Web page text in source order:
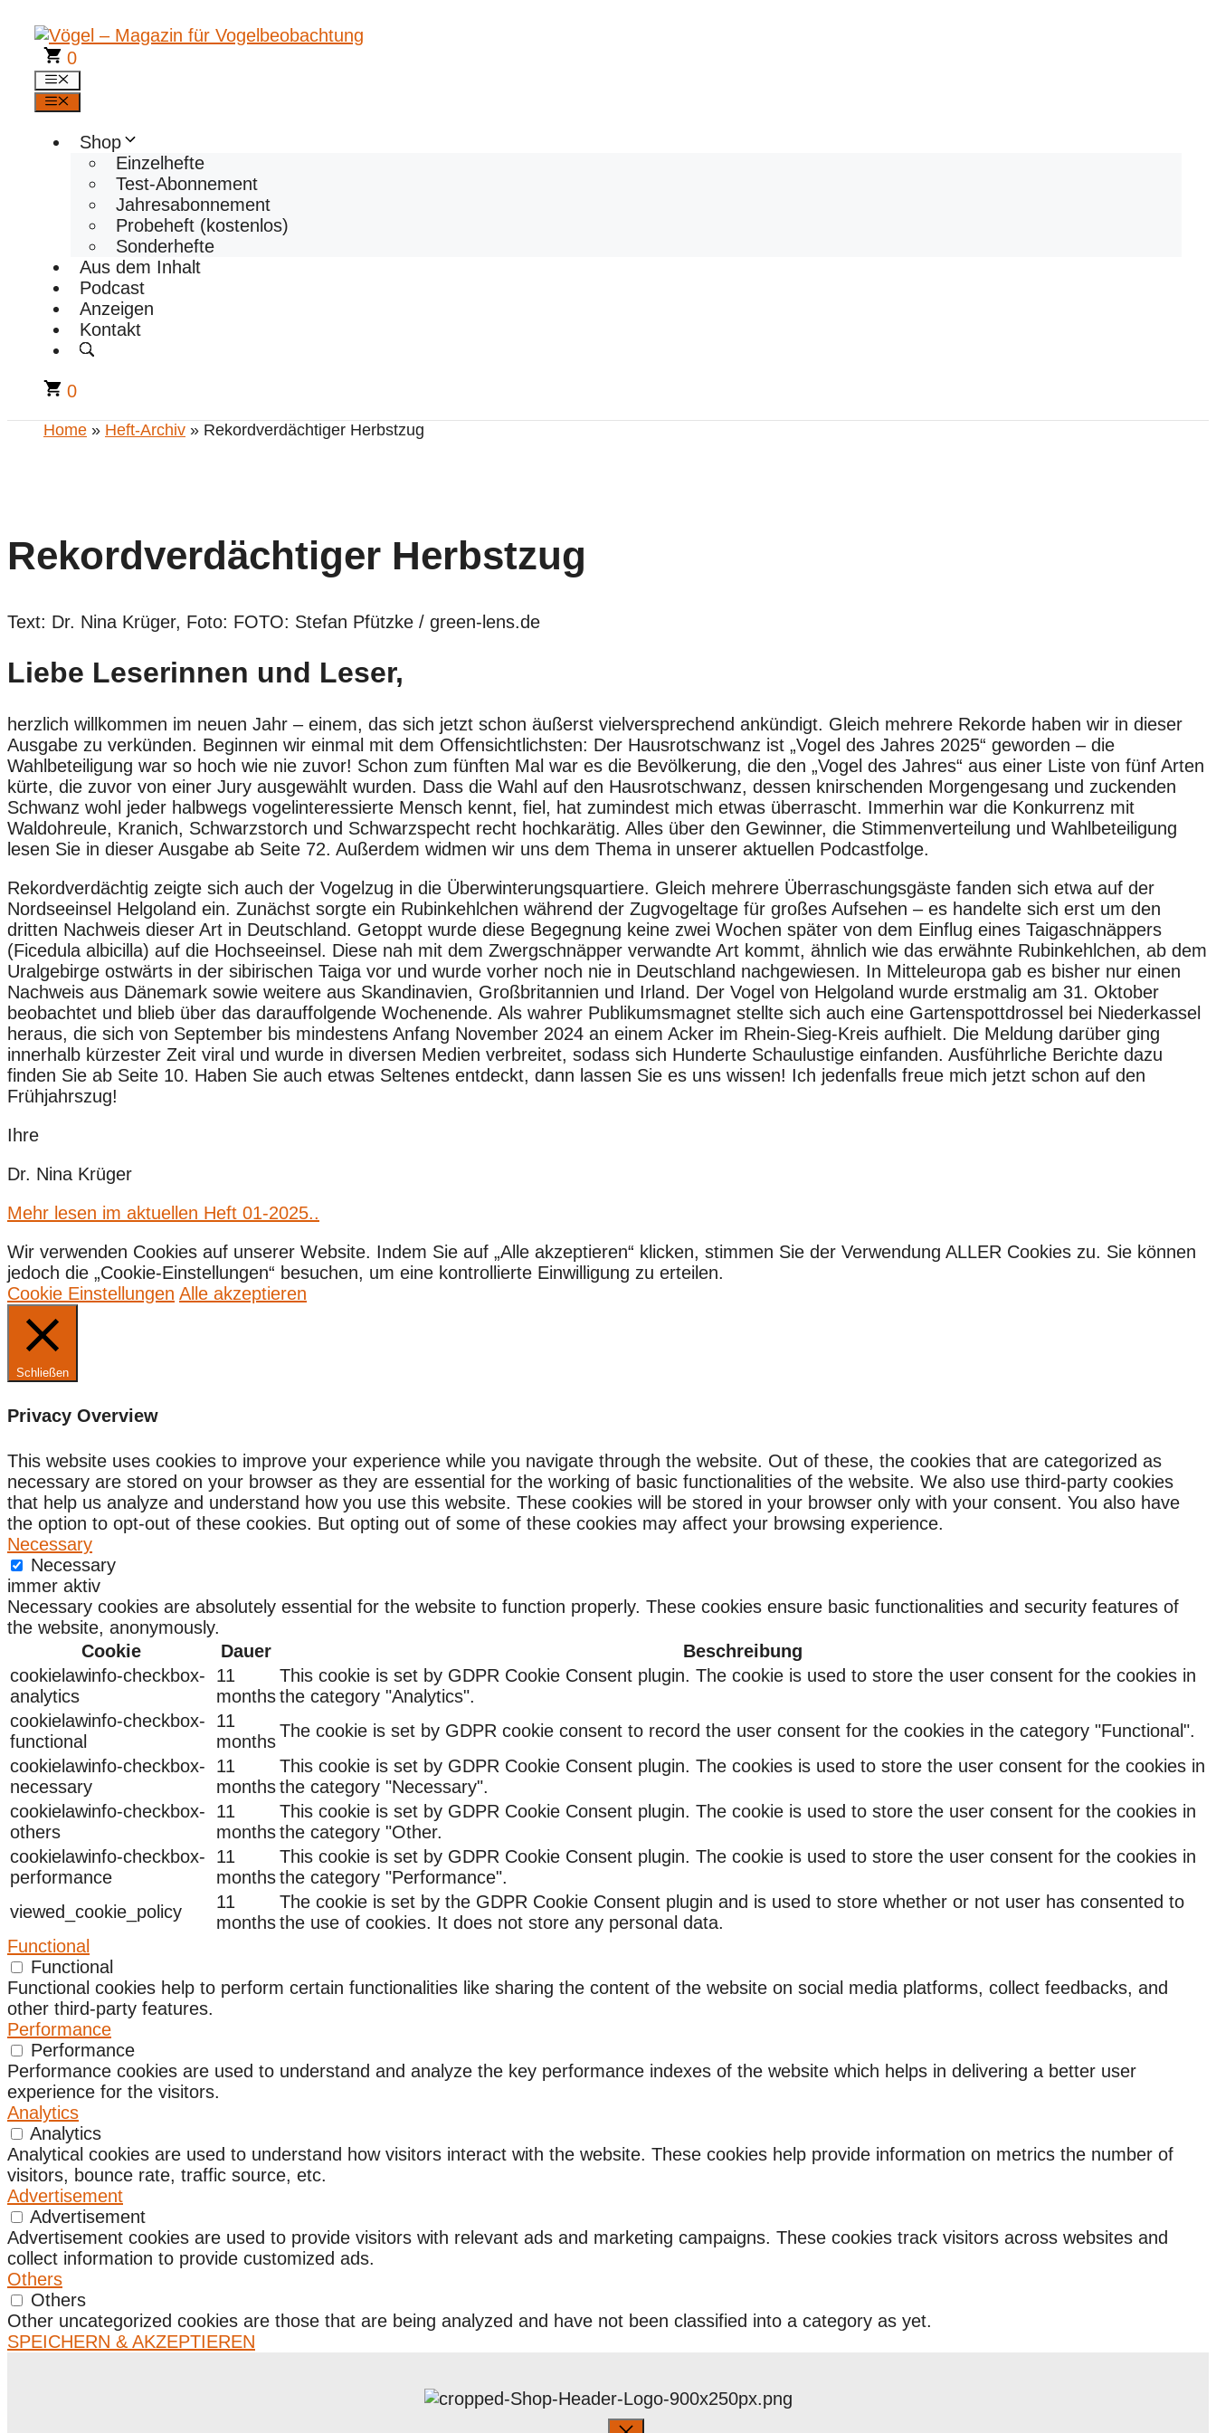
Inhalt
springen
0
Menü
Menü
Shop
Einzelhefte
Test-Abonnement
Jahresabonnement
Probeheft (kostenlos)
Sonderhefte
Aus dem Inhalt
Podcast
Anzeigen
Kontakt
0
Home » Heft-Archiv » Rekordverdächtiger Herbstzug
Rekordverdächtiger Herbstzug
Text: Dr. Nina Krüger, Foto: FOTO: Stefan Pfützke / green-lens.de
Liebe Leserinnen und Leser,
herzlich willkommen im neuen Jahr – einem, das sich jetzt schon äußerst vielversprechend ankündigt. Gleich mehrere Rekorde haben wir in dieser
Ausgabe zu verkünden. Beginnen wir einmal mit dem Offensichtlichsten: Der Hausrotschwanz ist „Vogel des Jahres 2025“ geworden – die
Wahlbeteiligung war so hoch wie nie zuvor! Schon zum fünften Mal war es die Bevölkerung, die den „Vogel des Jahres“ aus einer Liste von fünf Arten
kürte, die zuvor von einer Jury ausgewählt wurden. Dass die Wahl auf den Hausrotschwanz, dessen knirschenden Morgengesang und ­zuckenden
Schwanz wohl jeder halbwegs vogelinteressierte Mensch kennt, fiel, hat zumindest mich etwas überrascht. Immerhin war die Konkurrenz mit
Waldohreule, Kranich, Schwarzstorch und Schwarzspecht recht hochkarätig. Alles über den Gewinner, die Stimmenverteilung und Wahlbeteiligung
lesen Sie in dieser Ausgabe ab Seite 72. Außerdem widmen wir uns dem Thema in unserer aktuellen Podcastfolge.
Rekordverdächtig zeigte sich auch der Vogelzug in die Überwinterungsquartiere. Gleich mehrere Überraschungsgäste fanden sich etwa auf der
Nordseeinsel Helgoland ein. Zunächst sorgte ein Rubinkehlchen während der Zugvogeltage für großes Aufsehen – es handelte sich erst um den
dritten Nachweis dieser Art in Deutschland. Getoppt wurde diese Begegnung keine zwei Wochen später von dem Einflug eines Taigaschnäppers
(Ficedula albicilla) auf die Hochseeinsel. Diese nah mit dem Zwergschnäpper verwandte Art kommt, ähnlich wie das erwähnte Rubinkehlchen, ab dem
Uralgebirge ostwärts in der sibirischen Taiga vor und wurde vorher noch nie in Deutschland nachgewiesen. In Mitteleuropa gab es bisher nur einen
Nachweis aus Dänemark sowie weitere aus Skandinavien, Großbritannien und Irland. Der Vogel von Helgoland wurde erstmalig am 31. Oktober
beobachtet und blieb über das darauffolgende Wochenende. Als wahrer Publikumsmagnet stellte sich auch eine Gartenspottdrossel bei Niederkassel
heraus, die sich von September bis mindestens Anfang November 2024 an einem Acker im Rhein-Sieg-Kreis aufhielt. Die Meldung darüber ging
innerhalb kürzester Zeit viral und wurde in diversen Medien verbreitet, sodass sich Hunderte Schaulustige einfanden. Ausführliche Berichte dazu
finden Sie ab Seite 10. Haben Sie auch etwas Seltenes entdeckt, dann lassen Sie es uns wissen! Ich jedenfalls freue mich jetzt schon auf den
Frühjahrszug!
Ihre
Dr. Nina Krüger
Mehr lesen im aktuellen Heft 01-2025..
Wir verwenden Cookies auf unserer Website. Indem Sie auf „Alle akzeptieren“ klicken, stimmen Sie der Verwendung ALLER Cookies zu. Sie können
jedoch die „Cookie-Einstellungen“ besuchen, um eine kontrollierte Einwilligung zu erteilen.
Cookie Einstellungen Alle akzeptieren
Schließen
Privacy Overview
This website uses cookies to improve your experience while you navigate through the website. Out of these, the cookies that are categorized as
necessary are stored on your browser as they are essential for the working of basic functionalities of the website. We also use third-party cookies
that help us analyze and understand how you use this website. These cookies will be stored in your browser only with your consent. You also have
the option to opt-out of these cookies. But opting out of some of these cookies may affect your browsing experience.
Necessary
Necessary
immer aktiv
Necessary cookies are absolutely essential for the website to function properly. These cookies ensure basic functionalities and security features of
the website, anonymously.
Cookie
Dauer
Beschreibung
cookielawinfo-checkbox-
analytics
11
months
This cookie is set by GDPR Cookie Consent plugin. The cookie is used to store the user consent for the cookies in
the category "Analytics".
cookielawinfo-checkbox-
functional
11
months
The cookie is set by GDPR cookie consent to record the user consent for the cookies in the category "Functional".
cookielawinfo-checkbox-
necessary
11
months
This cookie is set by GDPR Cookie Consent plugin. The cookies is used to store the user consent for the cookies in
the category "Necessary".
cookielawinfo-checkbox-
others
11
months
This cookie is set by GDPR Cookie Consent plugin. The cookie is used to store the user consent for the cookies in
the category "Other.
cookielawinfo-checkbox-
performance
11
months
This cookie is set by GDPR Cookie Consent plugin. The cookie is used to store the user consent for the cookies in
the category "Performance".
viewed_cookie_policy
11
months
The cookie is set by the GDPR Cookie Consent plugin and is used to store whether or not user has consented to
the use of cookies. It does not store any personal data.
Functional
Functional
Functional cookies help to perform certain functionalities like sharing the content of the website on social media platforms, collect feedbacks, and
other third-party features.
Performance
Performance
Performance cookies are used to understand and analyze the key performance indexes of the website which helps in delivering a better user
experience for the visitors.
Analytics
Analytics
Analytical cookies are used to understand how visitors interact with the website. These cookies help provide information on metrics the number of
visitors, bounce rate, traffic source, etc.
Advertisement
Advertisement
Advertisement cookies are used to provide visitors with relevant ads and marketing campaigns. These cookies track visitors across websites and
collect information to provide customized ads.
Others
Others
Other uncategorized cookies are those that are being analyzed and have not been classified into a category as yet.
SPEICHERN & AKZEPTIEREN